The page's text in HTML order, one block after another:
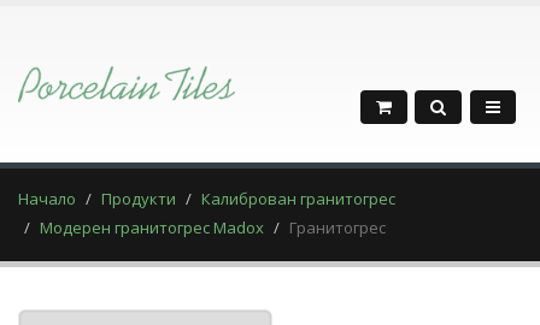
Начало Продукти
Калиброван гранитогрес
Модерен гранитогрес Madox
Гранитогрес